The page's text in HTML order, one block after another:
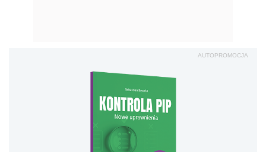
AUTOPROMOCJA